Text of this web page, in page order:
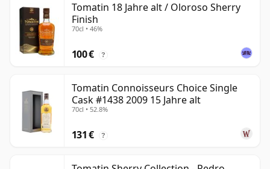
Tomatin 18 Jahre alt / Oloroso Sherry
Finish
70cl • 46%
100 € ?
Tomatin Connoisseurs Choice Single
Cask #1438 2009 15 Jahre alt
70cl • 52.8%
131 € ?